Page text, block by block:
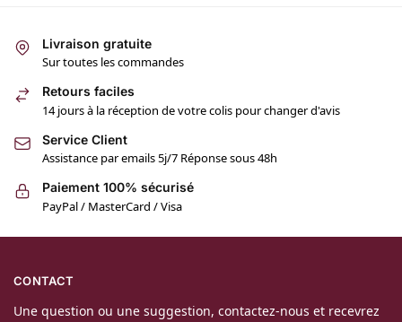
Livraison gratuite
Sur toutes les commandes
Retours faciles
14 jours à la réception de votre colis pour changer d'avis
Service Client
Assistance par emails 5j/7 Réponse sous 48h
Paiement 100% sécurisé
PayPal / MasterCard / Visa
CONTACT
Une question ou une suggestion, contactez-nous et recevrez